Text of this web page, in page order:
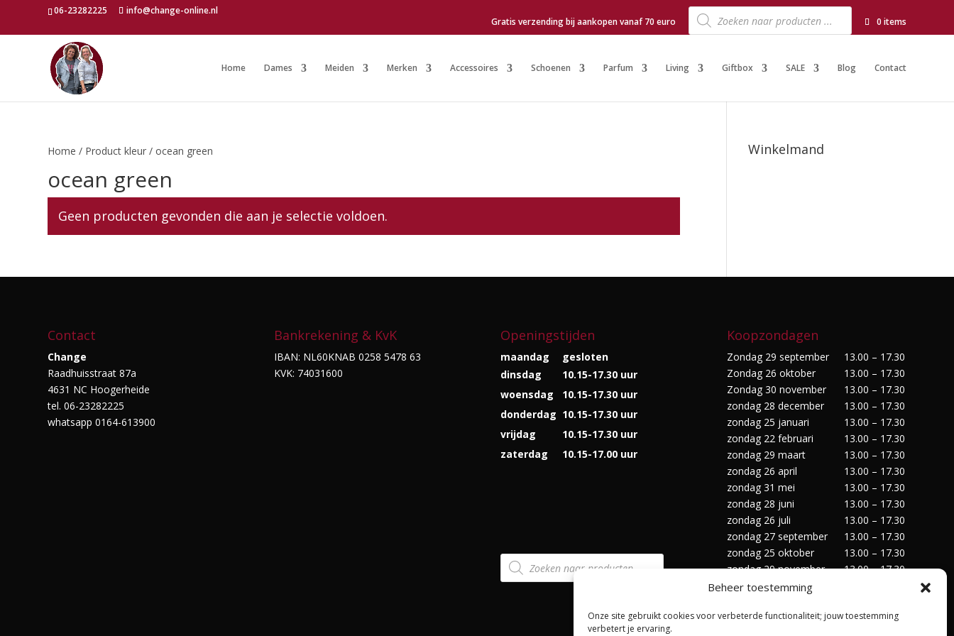
Beheer toestemming
Onze site gebruikt cookies voor verbeterde functionaliteit; jouw toestemming
verbetert je ervaring.
06-23282225
info@change-online.nl
Gratis verzending bij aankopen vanaf 70 euro
Producten
zoeken 0 items
Home Dames Meiden Merken Accessoires Schoenen Parfum Living Giftbox SALE Blog Contact
Home / Product kleur / ocean green
ocean green
Geen producten gevonden die aan je selectie voldoen.
Winkelmand
Contact
Change
Raadhuisstraat 87a
4631 NC Hoogerheide
tel. 06-23282225
whatsapp 0164-613900
Bankrekening & KvK
IBAN: NL60KNAB 0258 5478 63
KVK: 74031600
Openingstijden
maandag
gesloten
dinsdag
10.15-17.30 uur
woensdag
10.15-17.30 uur
donderdag 10.15-17.30 uur
vrijdag
10.15-17.30 uur
zaterdag
10.15-17.00 uur
Producten
zoeken
Koopzondagen
Zondag 29 september
13.00 – 17.30
Zondag 26 oktober
13.00 – 17.30
Zondag 30 november
13.00 – 17.30
zondag 28 december
13.00 – 17.30
zondag 25 januari
13.00 – 17.30
zondag 22 februari
13.00 – 17.30
zondag 29 maart
13.00 – 17.30
zondag 26 april
13.00 – 17.30
zondag 31 mei
13.00 – 17.30
zondag 28 juni
13.00 – 17.30
zondag 26 juli
13.00 – 17.30
zondag 27 september
13.00 – 17.30
zondag 25 oktober
13.00 – 17.30
zondag 29 november
13.00 – 17.30
zondag 27 december